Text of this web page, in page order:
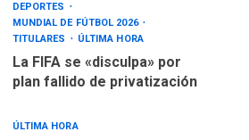
DEPORTES
MUNDIAL DE FÚTBOL 2026
TITULARES
ÚLTIMA HORA
La FIFA se «disculpa» por
plan fallido de privatización
ÚLTIMA HORA